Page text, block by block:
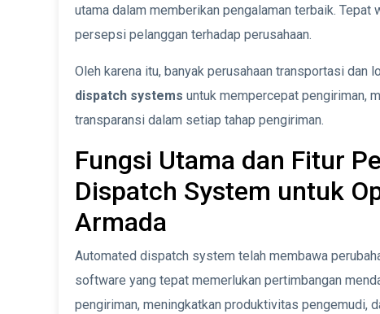
utama dalam memberikan pengalaman terbaik.
persepsi pelanggan terhadap perusahaan.
Oleh karena itu, banyak perusahaan transportasi
dispatch systems untuk mempercepat pengiriman,
transparansi dalam setiap tahap pengiriman.
Fungsi Utama dan Fitur
Dispatch System untuk
Armada
Automated dispatch system telah membawa
software yang tepat memerlukan pertimbangan
pengiriman, meningkatkan produktivitas pengemudi,